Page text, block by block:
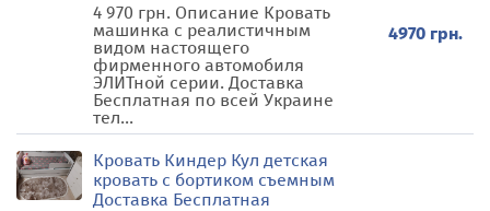
4 970 грн. Описание Кровать
машинка с реалистичным
видом настоящего
фирменного автомобиля
ЭЛИТной серии. Доставка
Бесплатная по всей Украине
тел...
4970 грн.
Кровать Киндер Кул детская
кровать с бортиком съемным
Доставка Бесплатная